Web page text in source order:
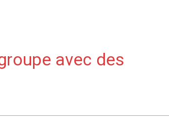
avec des